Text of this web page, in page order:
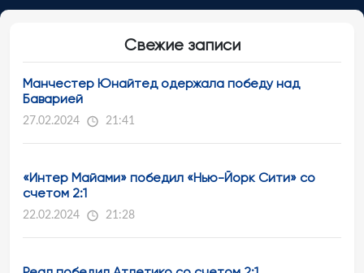
Свежие записи
Манчестер Юнайтед одержала победу над
Баварией
27.02.2024 21:41
«Интер Майами» победил «Нью-Йорк Сити» со
счетом 2:1
22.02.2024 21:28